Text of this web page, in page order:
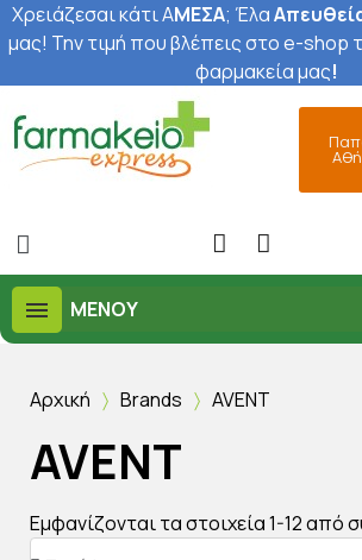
Χρειάζεσαι κάτι ΑΜΕΣΑ; Έλα
μας! Την τιμή που βλέπεις στο e-shop
φαρμακεία μας!
ΜΕΝΟΎ
Αρχική Brands AVENT
AVENT
Εμφανίζονται τα στοιχεία 1-12 από